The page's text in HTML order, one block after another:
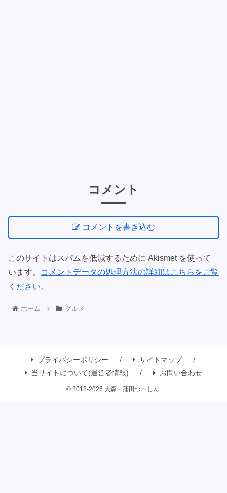
コメント
コメントを書き込む
このサイトはスパムを低減するために Akismet を使って
います。
コメントデータの処理方法の詳細はこちらをご覧
ください。
ホーム グルメ
プライバシーポリシー
サイトマップ
当サイトについて(運営者情報)
お問い合わせ
© 2018-2026 大森・蒲田つーしん.